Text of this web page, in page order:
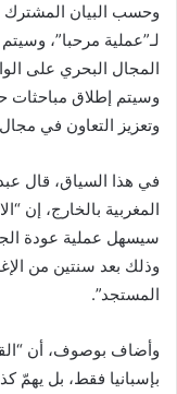
وحسب البيان المشترك
لـ”عملية مرحبا”،
المجال البحري على
وسيتم إطلاق مباحثات
وتعزيز التعاون في
في هذا السياق، قال
المغربية بالخارج، إن
سيسهل عملية عودة
وذلك بعد سنتين من
المستجد”.
وأضاف بوصوف، أن
بإسبانيا فقط، بل يهمّ